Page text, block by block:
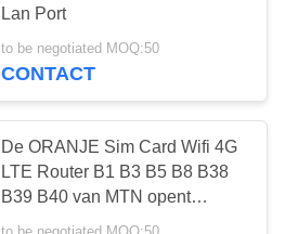
Lan Port
to be negotiated MOQ:50
CONTACT
De ORANJE Sim Card Wifi 4G
LTE Router B1 B3 B5 B8 B38
B39 B40 van MTN opent
300mbps-CPE